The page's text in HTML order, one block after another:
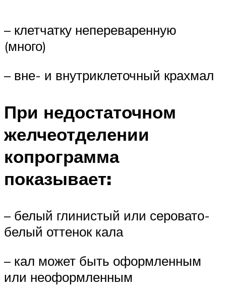
– клетчатку непереваренную
(много)
– вне- и внутриклеточный крахмал
При недостаточном
желчеотделении
копрограмма
показывает:
– белый глинистый или серовато-
белый оттенок кала
– кал может быть оформленным
или неоформленным